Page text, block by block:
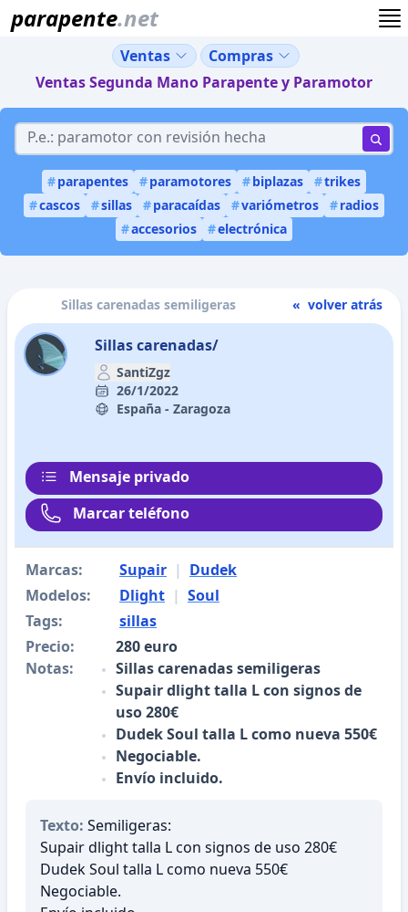
parapente.net
Ventas Segunda Mano Parapente y Paramotor
Ventas Compras
#parapentes #paramotores #biplazas #trikes
#cascos #sillas #paracaídas #variómetros #radios
#accesorios #electrónica
Sillas carenadas semiligeras « volver atrás
Sillas carenadas/
SantiZgz
26/1/2022
España - Zaragoza
Mensaje privado
Marcar teléfono
Marcas: Supair | Dudek
Modelos:
Dlight | Soul
Tags:
sillas
Precio:
280 euro
Notas:
Sillas carenadas semiligeras
Supair dlight talla L con signos de
uso 280€
Dudek Soul talla L como nueva 550€
Negociable.
Envío incluido.
Texto: Semiligeras:
Supair dlight talla L con signos de uso 280€
Dudek Soul talla L como nueva 550€
Negociable.